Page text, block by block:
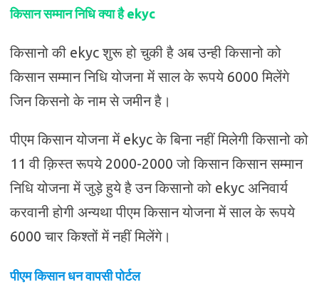
किसान सम्मान निधि क्या है ekyc
किसानो की ekyc शुरू हो चुकी है अब उन्ही किसानो को
किसान सम्मान निधि योजना में साल के रूपये 6000 मिलेंगे
जिन किसनो के नाम से जमीन है।
पीएम किसान योजना में ekyc के बिना नहीं मिलेगी किसानो को
11 वी क़िस्त रूपये 2000-2000 जो किसान किसान सम्मान
निधि योजना में जुड़े हुये है उन किसानो को ekyc अनिवार्य
करवानी होगी अन्यथा पीएम किसान योजना में साल के रूपये
6000 चार किश्तों में नहीं मिलेंगे।
पीएम किसान धन वापसी पोर्टल